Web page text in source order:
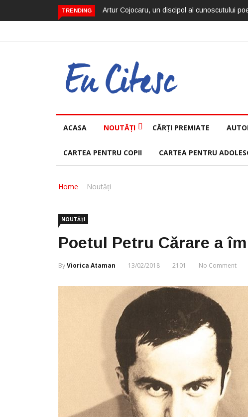
TRENDING Artur Cojocaru, un discipol al cunoscutului
ACASA NOUTĂȚI CĂRȚI PREMIATE
CARTEA PENTRU COPII CARTEA PENTRU
Home Noutăți
NOUTĂȚI
Poetul Petru Cărare a
ByViorica Ataman 13/02/2018 2101 No Comment